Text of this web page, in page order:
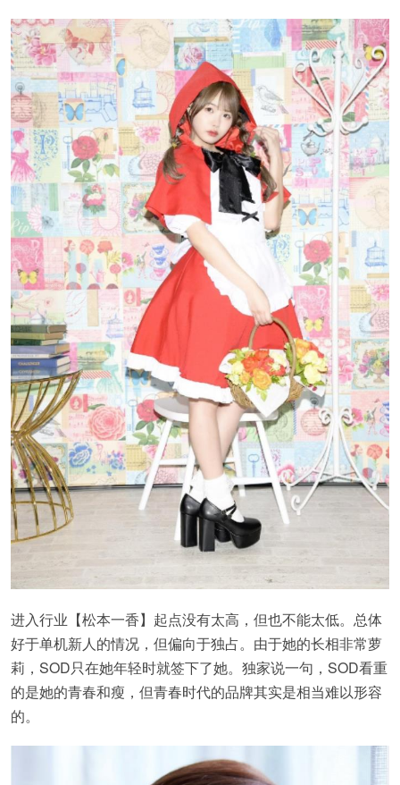
进入行业【松本一香】起点没有太高，但也不能太低。总体
好于单机新人的情况，但偏向于独占。由于她的长相非常萝
莉，SOD只在她年轻时就签下了她。独家说一句，SOD看重
的是她的青春和瘦，但青春时代的品牌其实是相当难以形容
的。